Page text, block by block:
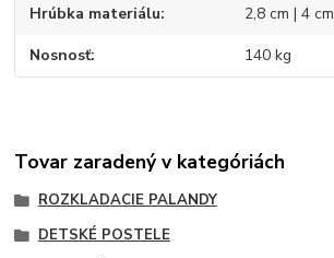
Hrúbka materiálu 2,8 cm | 4 cm
Nosnosť 140 kg
Tovar zaradený v kategóriách
ROZKLADACIE PALANDY
DETSKÉ POSTELE